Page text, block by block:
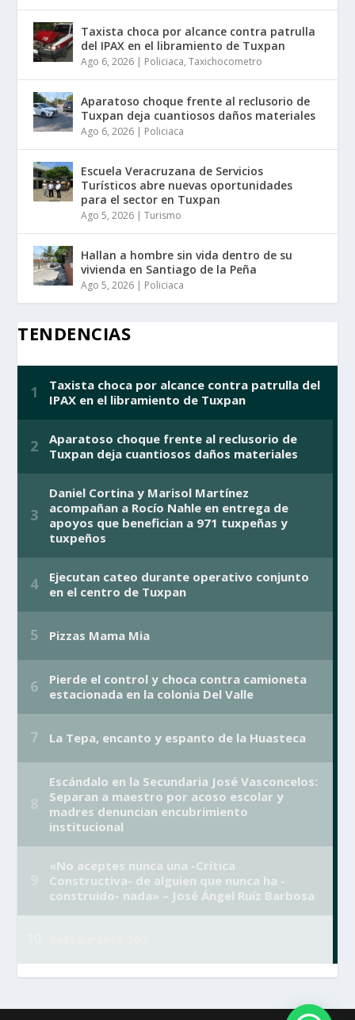
Taxista choca por alcance contra patrulla
del IPAX en el libramiento de Tuxpan
Ago 6, 2026 Policiaca,Taxichocometro
Aparatoso choque frente al reclusorio de
Tuxpan deja cuantiosos daños materiales
Ago 6, 2026 Policiaca
Escuela Veracruzana de Servicios
Turísticos abre nuevas oportunidades
para el sector en Tuxpan
Ago 5, 2026 |Turismo
Hallan a hombre sin vida dentro de su
vivienda en Santiago de la Peña
Ago 5, 2026 Policiaca
TENDENCIAS